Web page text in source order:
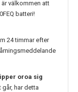
välkommen att
batteri!
24 timmar efter
oroa sig
har detta